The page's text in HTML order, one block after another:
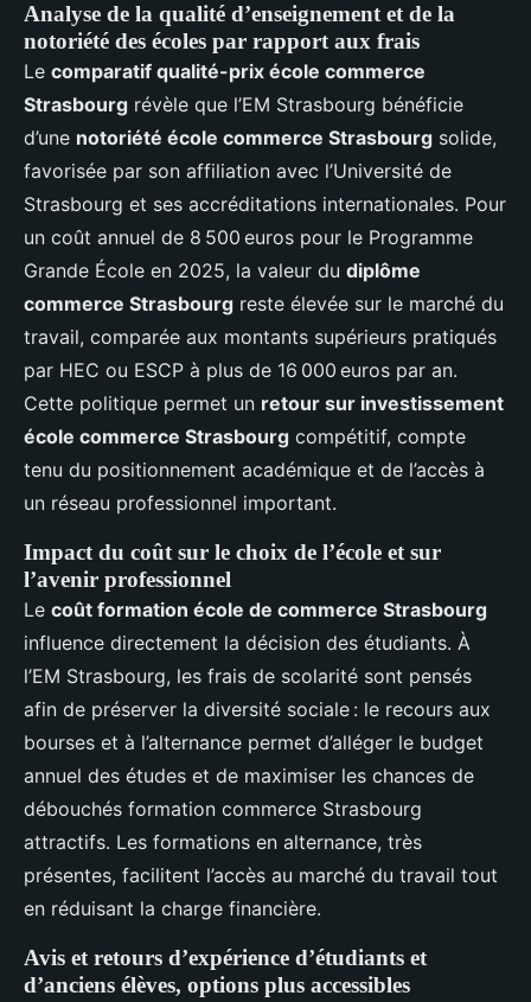
Analyse de la qualité d’enseignement et de la
notoriété des écoles par rapport aux frais
Le comparatif qualité-prix école commerce
Strasbourg révèle que l’EM Strasbourg bénéficie
d’une notoriété école commerce Strasbourg solide,
favorisée par son affiliation avec l’Université de
Strasbourg et ses accréditations internationales. Pour
un coût annuel de 8 500 euros pour le Programme
Grande École en 2025, la valeur du diplôme
commerce Strasbourg reste élevée sur le marché du
travail, comparée aux montants supérieurs pratiqués
par HEC ou ESCP à plus de 16 000 euros par an.
Cette politique permet un retour sur investissement
école commerce Strasbourg compétitif, compte
tenu du positionnement académique et de l’accès à
un réseau professionnel important.
Impact du coût sur le choix de l’école et sur
l’avenir professionnel
Le coût formation école de commerce Strasbourg
influence directement la décision des étudiants. À
l’EM Strasbourg, les frais de scolarité sont pensés
afin de préserver la diversité sociale : le recours aux
bourses et à l’alternance permet d’alléger le budget
annuel des études et de maximiser les chances de
débouchés formation commerce Strasbourg
attractifs. Les formations en alternance, très
présentes, facilitent l’accès au marché du travail tout
en réduisant la charge financière.
Avis et retours d’expérience d’étudiants et
d’anciens élèves, options plus accessibles